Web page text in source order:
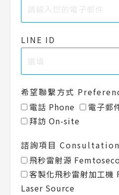
LINE ID
希望聯繫方式
電話 Phone
電子郵
拜訪 On-site
諮詢項目 Consultation
飛秒雷射源
客製化飛秒雷射加工
Laser Source